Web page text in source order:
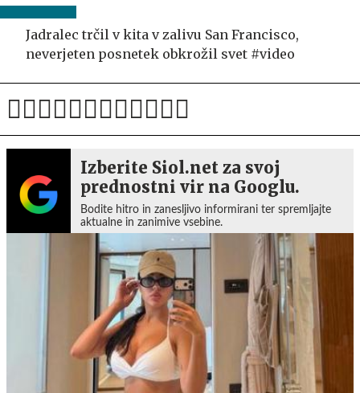
Jadralec trčil v kita v zalivu San Francisco,
neverjeten posnetek obkrožil svet #video
Izberite Siol.net za svoj
prednostni vir na Googlu.
Bodite hitro in zanesljivo informirani ter spremljajte
aktualne in zanimive vsebine.